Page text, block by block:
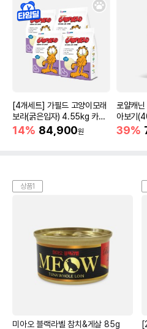
[4개세트] 가필드 고양이모래
보라(굵은입자) 4.55kg 카사
바모래
14% 84,900원
로얄캐
아보기
39%
상품1
미아오 블랙라벨 참치&게살 85g